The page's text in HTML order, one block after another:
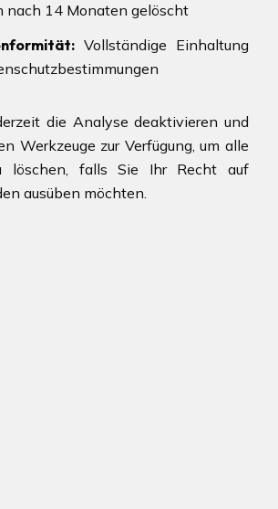
nach 14 Monaten gelöscht
: Vollständige Einhaltung
die Analyse deaktivieren und
Werkzeuge zur Verfügung, um alle
löschen, falls Sie Ihr Recht auf
ausüben möchten.